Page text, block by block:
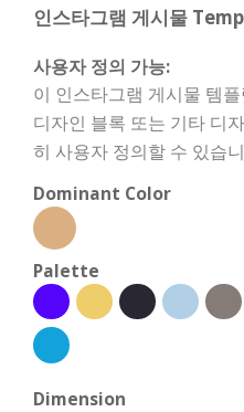
인스타그램 게시물
사용자 정의 가능:
이 인스타그램 게시물 템
디자인 블록 또는 기타 디
히 사용자 정의할 수 있습
Dominant Color
Palette
Dimension